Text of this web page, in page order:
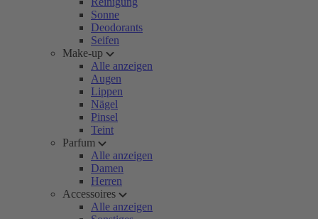
Sonne
Deodorants
Seifen
Make-up
Alle anzeigen
Augen
Lippen
Nägel
Pinsel
Teint
Parfum
Alle anzeigen
Damen
Herren
Accessoires
Alle anzeigen